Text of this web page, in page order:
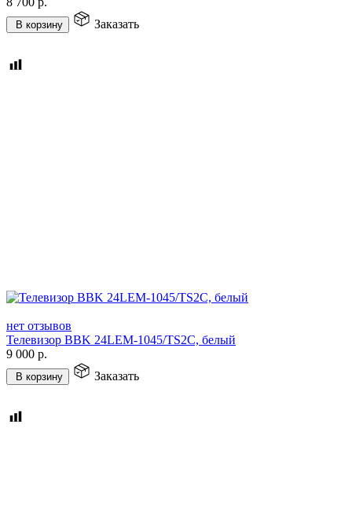
В корзину Заказать
нет отзывов
Телевизор BBK 24LEM-1045/TS2C, белый
9 000 р.
В корзину Заказать